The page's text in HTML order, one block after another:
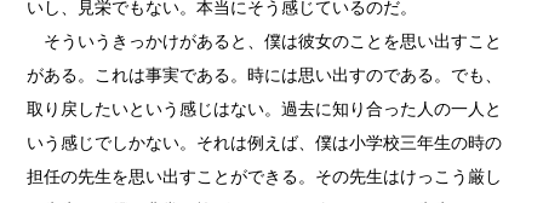
いし、見栄でもない。本当にそう感じているのだ。
そういうきっかけがあると、僕は彼女のことを思い出すこと
がある。これは事実である。時には思い出すのである。でも、
取り戻したいという感じはない。過去に知り合った人の一人と
いう感じでしかない。それは例えば、僕は小学校三年生の時の
担任の先生を思い出すことができる。その先生はけっこう厳し